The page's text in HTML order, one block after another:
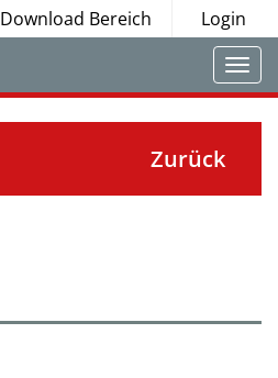
Download Bereich Login
Zurück